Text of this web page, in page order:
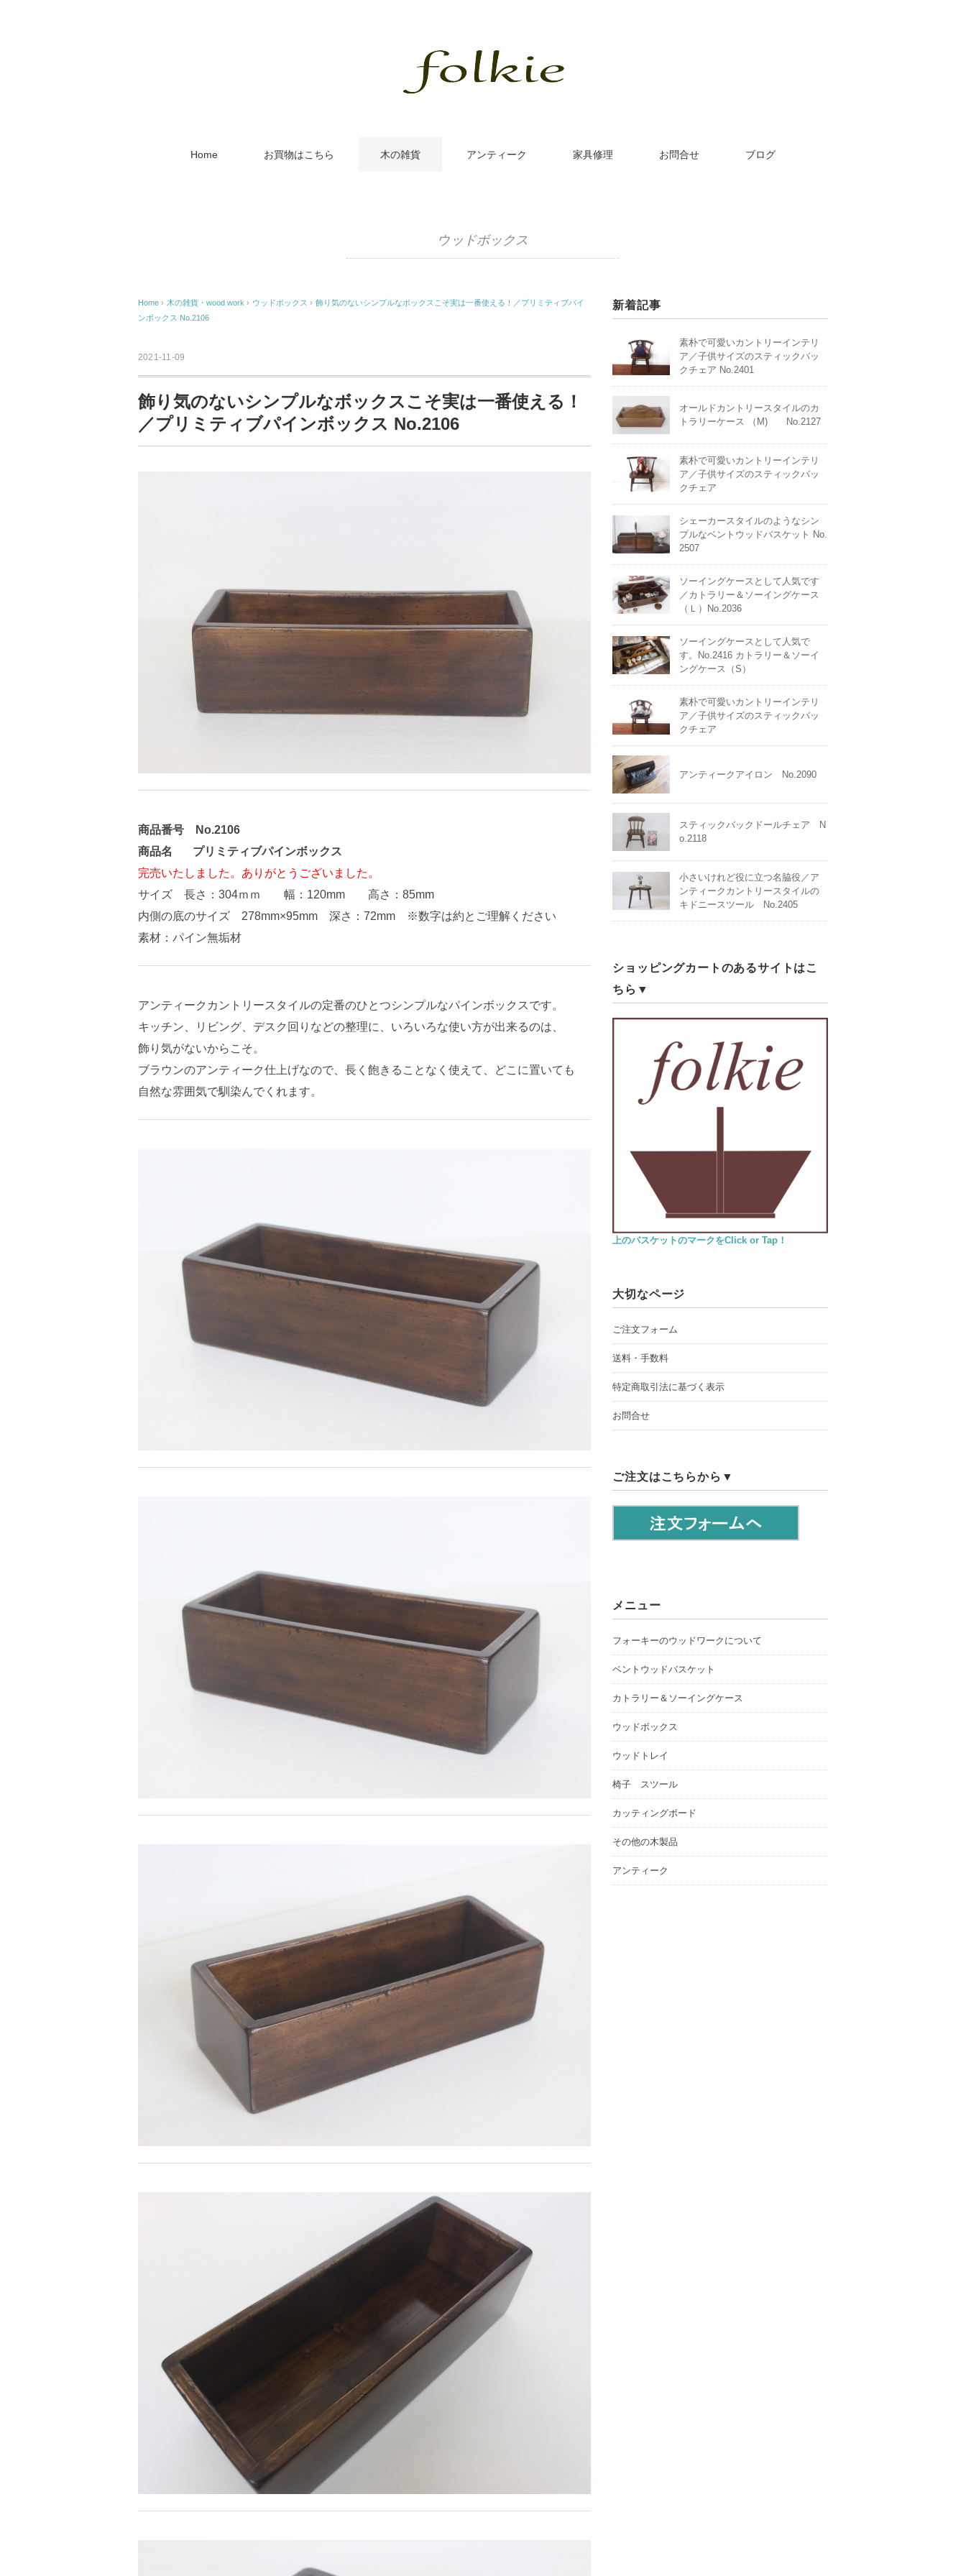
Home お買物はこちら 木の雑貨 アンティーク 家具修理 お問合せ ブログ
ウッドボックス
Home › 木の雑貨・wood work › ウッドボックス › 飾り気のないシンプルなボックスこそ実は一番使える！／プリミティブパイ
ンボックス No.2106
2021-11-09
飾り気のないシンプルなボックスこそ実は一番使える！
／プリミティブパインボックス No.2106
商品番号
No.2106
商品名 プリミティブパインボックス
完売いたしました。ありがとうございました。
サイズ 長さ：304ｍｍ 幅：120mm 高さ：85mm
内側の底のサイズ 278mm×95mm 深さ：72mm ※数字は約とご理解ください
素材：パイン無垢材
アンティークカントリースタイルの定番のひとつシンプルなパインボックスです。
キッチン、リビング、デスク回りなどの整理に、いろいろな使い方が出来るのは、
飾り気がないからこそ。
ブラウンのアンティーク仕上げなので、長く飽きることなく使えて、どこに置いても
自然な雰囲気で馴染んでくれます。
新着記事
素朴で可愛いカントリーインテリ
ア／子供サイズのスティックバッ
クチェア No.2401
オールドカントリースタイルのカ
トラリーケース （M) No.2127
素朴で可愛いカントリーインテリ
ア／子供サイズのスティックバッ
クチェア
シェーカースタイルのようなシン
プルなベントウッドバスケット No.
2507
ソーイングケースとして人気です
／カトラリー＆ソーイングケース
（Ｌ）No.2036
ソーイングケースとして人気で
す。No.2416 カトラリー＆ソーイ
ングケース（S）
素朴で可愛いカントリーインテリ
ア／子供サイズのスティックバッ
クチェア
アンティークアイロン No.2090
スティックバックドールチェア N
o.2118
小さいけれど役に立つ名脇役／ア
ンティークカントリースタイルの
キドニースツール No.2405
ショッピングカートのあるサイトはこ
ちら▼
上のバスケットのマークをClick or Tap！
大切なページ
ご注文フォーム
送料・手数料
特定商取引法に基づく表示
お問合せ
ご注文はこちらから▼
メニュー
フォーキーのウッドワークについて
ベントウッドバスケット
カトラリー＆ソーイングケース
ウッドボックス
ウッドトレイ
椅子 スツール
カッティングボード
その他の木製品
アンティーク